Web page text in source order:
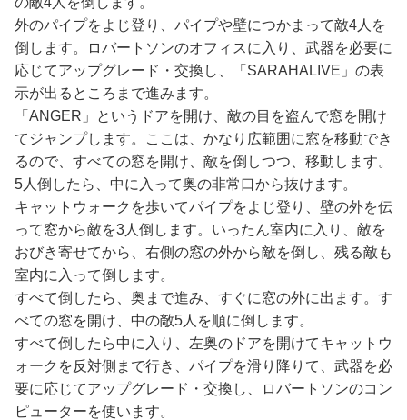
外のパイプをよじ登り、パイプや壁につかまって敵4人を
倒します。ロバートソンのオフィスに入り、武器を必要に
応じてアップグレード・交換し、「SARAHALIVE」の表
示が出るところまで進みます。
「ANGER」というドアを開け、敵の目を盗んで窓を開け
てジャンプします。ここは、かなり広範囲に窓を移動でき
るので、すべての窓を開け、敵を倒しつつ、移動します。
5人倒したら、中に入って奥の非常口から抜けます。
キャットウォークを歩いてパイプをよじ登り、壁の外を伝
って窓から敵を3人倒します。いったん室内に入り、敵を
おびき寄せてから、右側の窓の外から敵を倒し、残る敵も
室内に入って倒します。
すべて倒したら、奥まで進み、すぐに窓の外に出ます。す
べての窓を開け、中の敵5人を順に倒します。
すべて倒したら中に入り、左奥のドアを開けてキャットウ
ォークを反対側まで行き、パイプを滑り降りて、武器を必
要に応じてアップグレード・交換し、ロバートソンのコン
ピューターを使います。